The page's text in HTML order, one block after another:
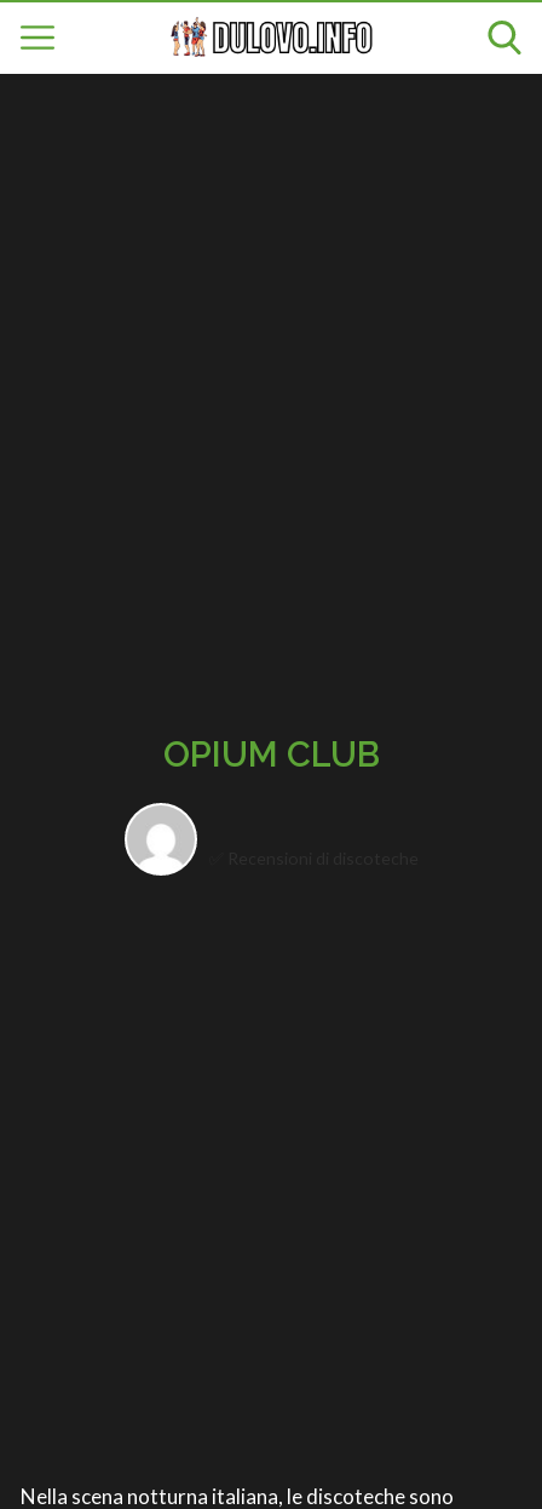
OPIUM CLUB
Nella scena notturna italiana, le discoteche sono